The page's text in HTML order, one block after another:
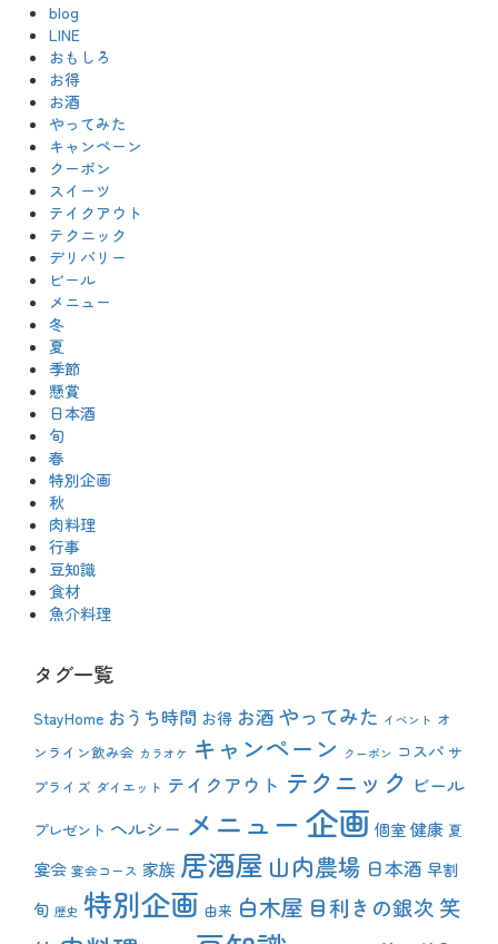
blog
LINE
おもしろ
お得
お酒
やってみた
キャンペーン
クーポン
スイーツ
テイクアウト
テクニック
デリバリー
ビール
メニュー
冬
夏
季節
懸賞
日本酒
旬
春
特別企画
秋
肉料理
行事
豆知識
食材
魚介料理
タグ一覧
StayHome おうち時間 お得 お酒 やってみた イベント オ
ンライン飲み会 カラオケ キャンペーン クーポン コスパ サ
プライズ ダイエット テイクアウト テクニック ビール
プレゼント ヘルシー メニュー 企画 個室 健康 夏
宴会 宴会コース 家族 居酒屋 山内農場 日本酒 早割
旬 歴史 特別企画 由来 白木屋 目利きの銀次 笑